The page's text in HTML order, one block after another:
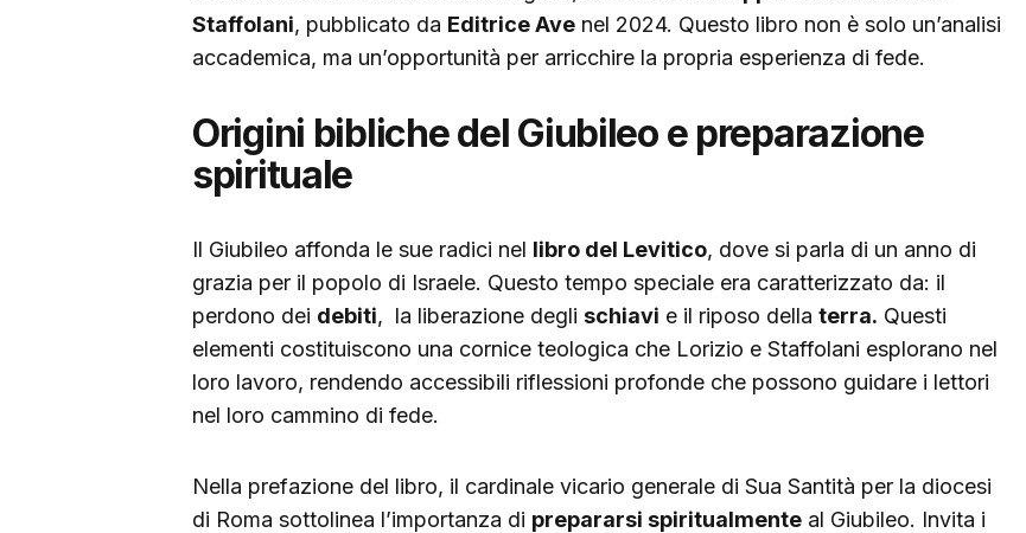
Staffolani, pubblicato da Editrice Ave nel 2024. Questo libro non è solo un’analisi
accademica, ma un’opportunità per arricchire la propria esperienza di fede.
Origini bibliche del Giubileo e preparazione
spirituale
Il Giubileo affonda le sue radici nel libro del Levitico, dove si parla di un anno di
grazia per il popolo di Israele. Questo tempo speciale era caratterizzato da: il
perdono dei debiti, la liberazione degli schiavi e il riposo della terra. Questi
elementi costituiscono una cornice teologica che Lorizio e Staffolani esplorano nel
loro lavoro, rendendo accessibili riflessioni profonde che possono guidare i lettori
nel loro cammino di fede.
Nella prefazione del libro, il cardinale vicario generale di Sua Santità per la diocesi
di Roma sottolinea l’importanza di prepararsi spiritualmente al Giubileo. Invita i